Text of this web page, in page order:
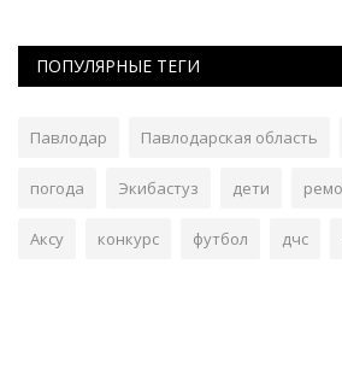
ПОПУЛЯРНЫЕ ТЕГИ
Павлодар Павлодарская область
погода Экибастуз дети
Аксу конкурс футбол дчс